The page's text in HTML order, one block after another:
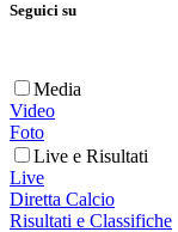
Seguici su
Media
Video
Foto
Live e Risultati
Live
Diretta Calcio
Risultati e Classifiche